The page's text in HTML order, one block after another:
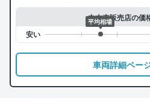
中古車販売店の価
平均相場
車両詳細ペー